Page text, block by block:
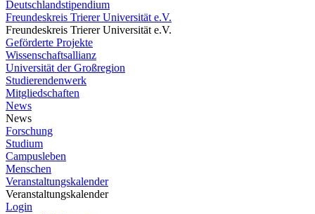
Deutschlandstipendium
Freundeskreis Trierer Universität e.V.
Freundeskreis Trierer Universität e.V.
Geförderte Projekte
Wissenschaftsallianz
Universität der Großregion
Studierendenwerk
Mitgliedschaften
News
News
Forschung
Studium
Campusleben
Menschen
Veranstaltungskalender
Veranstaltungskalender
Login